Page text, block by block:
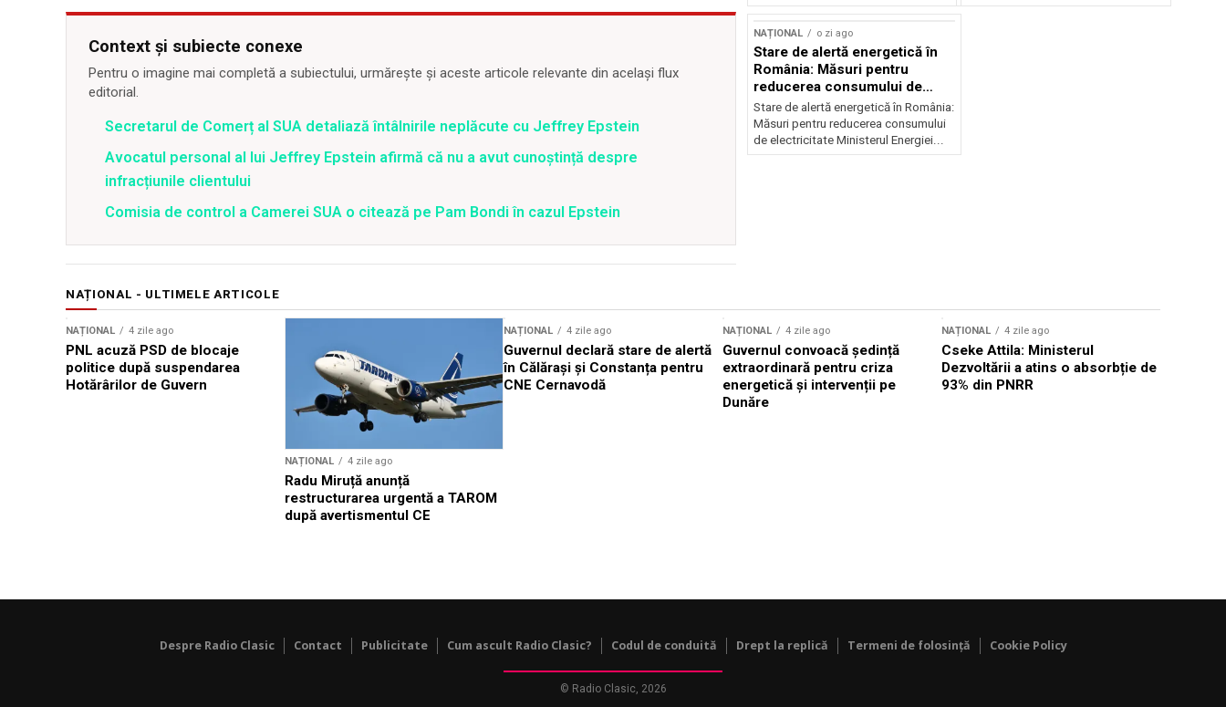
Context și subiecte conexe
Pentru o imagine mai completă a subiectului, urmărește și aceste articole relevante din același flux
editorial.
Secretarul de Comerț al SUA detaliază întâlnirile neplăcute cu Jeffrey Epstein
Avocatul personal al lui Jeffrey Epstein afirmă că nu a avut cunoștință despre
infracțiunile clientului
Comisia de control a Camerei SUA o citează pe Pam Bondi în cazul Epstein
NAȚIONAL o zi ago
Stare de alertă energetică în
România: Măsuri pentru
reducerea consumului de
electricitate
Stare de alertă energetică în România:
Măsuri pentru reducerea consumului
de electricitate Ministerul Energiei...
NAȚIONAL - ULTIMELE ARTICOLE
NAȚIONAL 4 zile ago
PNL acuză PSD de blocaje
politice după suspendarea
Hotărârilor de Guvern
NAȚIONAL 4 zile ago
Radu Miruță anunță
restructurarea urgentă a TAROM
după avertismentul CE
NAȚIONAL 4 zile ago
Guvernul declară stare de alertă
în Călărași și Constanța pentru
CNE Cernavodă
NAȚIONAL 4 zile ago
Guvernul convoacă ședință
extraordinară pentru criza
energetică și intervenții pe
Dunăre
NAȚIONAL 4 zile ago
Cseke Attila: Ministerul
Dezvoltării a atins o absorbție de
93% din PNRR
Despre Radio Clasic Contact Publicitate Cum ascult Radio Clasic? Codul de conduită Drept la replică Termeni de folosință Cookie Policy
© Radio Clasic, 2026